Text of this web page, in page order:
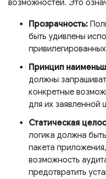
возможностей. Это
Прозрачность:
быть удивлены
Принцип
должны
конкретные
для их заявленной
Статическая
логика должна
пакета
возможность
предотвратить